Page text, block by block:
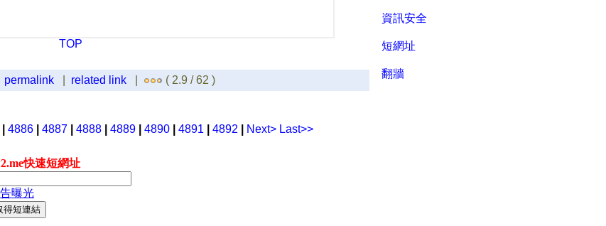
TOP
permalink related link ( 2.9 / 62 )
4886 4887 4888 4889 4890 4891 4892 Next> Last>>
資訊安全
短網址
翻牆